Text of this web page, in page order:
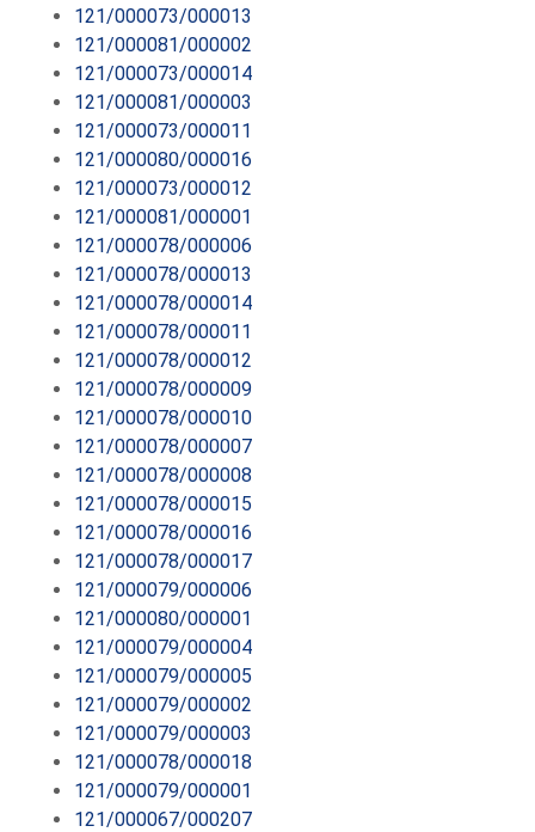
121/000073/000013
121/000081/000002
121/000073/000014
121/000081/000003
121/000073/000011
121/000080/000016
121/000073/000012
121/000081/000001
121/000078/000006
121/000078/000013
121/000078/000014
121/000078/000011
121/000078/000012
121/000078/000009
121/000078/000010
121/000078/000007
121/000078/000008
121/000078/000015
121/000078/000016
121/000078/000017
121/000079/000006
121/000080/000001
121/000079/000004
121/000079/000005
121/000079/000002
121/000079/000003
121/000078/000018
121/000079/000001
121/000067/000207